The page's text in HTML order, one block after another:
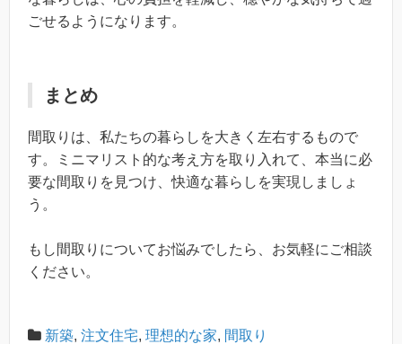
ごせるようになります。
まとめ
間取りは、私たちの暮らしを大きく左右するもので
す。ミニマリスト的な考え方を取り入れて、本当に必
要な間取りを見つけ、快適な暮らしを実現しましょ
う。
もし間取りについてお悩みでしたら、お気軽にご相談
ください。
新築, 注文住宅, 理想的な家, 間取り